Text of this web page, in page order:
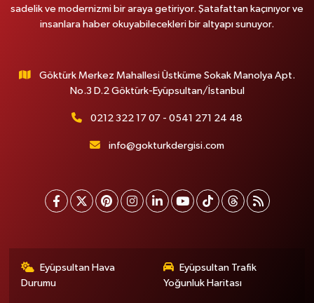
sadelik ve modernizmi bir araya getiriyor. Şatafattan kaçınıyor ve
insanlara haber okuyabilecekleri bir altyapı sunuyor.
Göktürk Merkez Mahallesi Üstküme Sokak Manolya Apt.
No.3 D.2 Göktürk-Eyüpsultan/İstanbul
0212 322 17 07 - 0541 271 24 48
info@gokturkdergisi.com
Eyüpsultan Hava
Durumu
Eyüpsultan Trafik
Yoğunluk Haritası